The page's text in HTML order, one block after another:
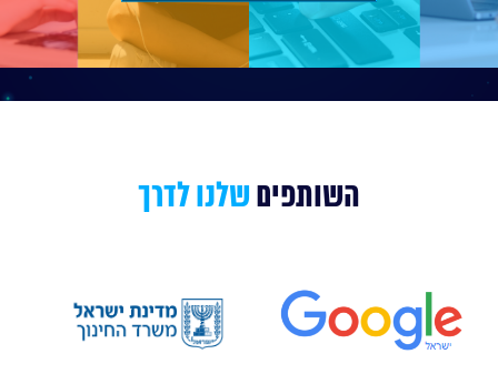
השותפים שלנו לדרך